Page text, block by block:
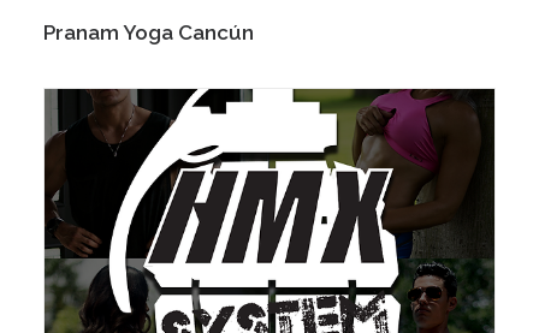
Pranam Yoga Cancún